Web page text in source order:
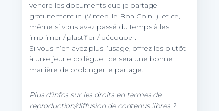
vendre les documents que je partage
gratuitement ici (Vinted, le Bon Coin…), et ce,
même si vous avez passé du temps à les
imprimer / plastifier / découper.
Si vous n’en avez plus l’usage, offrez-les plutôt
à un•e jeune collègue : ce sera une bonne
manière de prolonger le partage.
Plus d’infos sur les droits en termes de
reproduction/diffusion de contenus libres ?